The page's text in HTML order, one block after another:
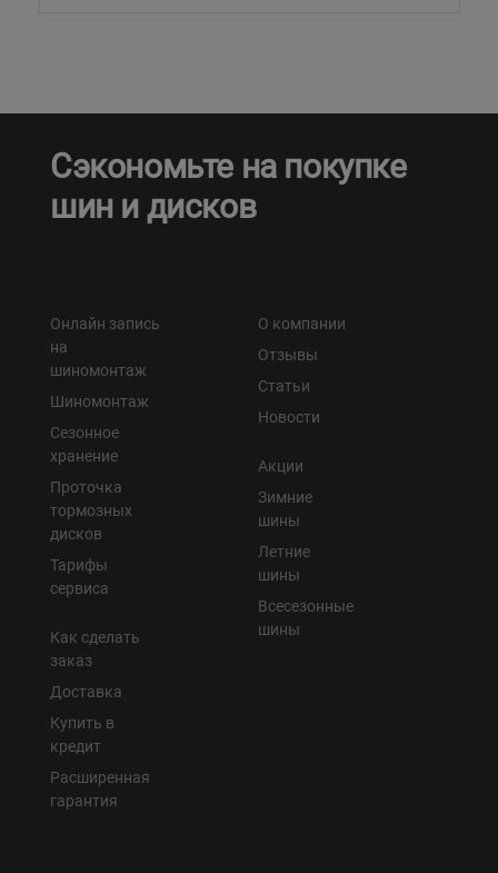
Сэкономьте на покупке
шин и дисков
Онлайн запись
на
шиномонтаж
Шиномонтаж
Сезонное
хранение
Проточка
тормозных
дисков
Тарифы
сервиса
Как сделать
заказ
Доставка
Купить в
кредит
Расширенная
гарантия
О компании
Отзывы
Статьи
Новости
Акции
Зимние
шины
Летние
шины
Всесезонные
шины